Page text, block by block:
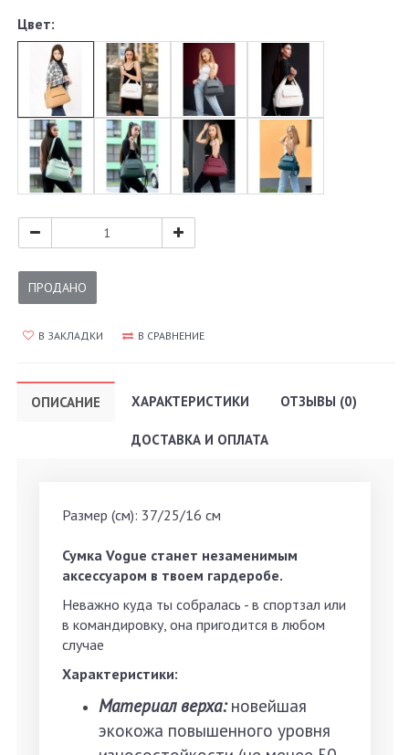
Цвет:
ПРОДАНО
В ЗАКЛАДКИ В СРАВНЕНИЕ
ОПИСАНИЕ ХАРАКТЕРИСТИКИ ОТЗЫВЫ (0)
ДОСТАВКА И ОПЛАТА
Размер (см): 37/25/16 см
Сумка Vogue станет незаменимым
аксессуаром в твоем гардеробе.
Неважно куда ты собралась - в спортзал или
в командировку, она пригодится в любом
случае
Характеристики:
Материал верха:новейшая
экокожа повышенного уровня